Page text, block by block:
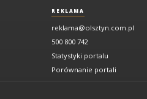
REKLAMA
reklama@olsztyn.com.pl
500 800 742
Statystyki portalu
Porównanie portali